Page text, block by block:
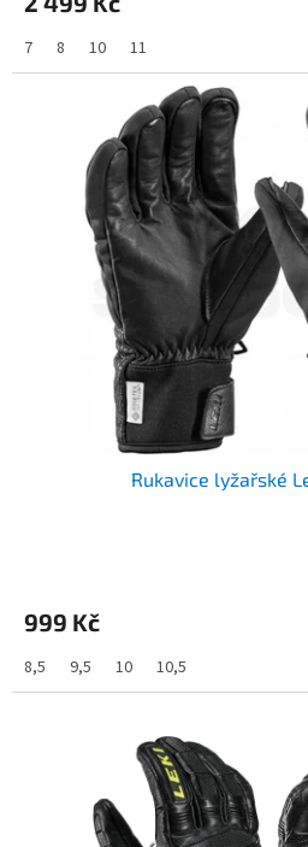
7 8 10 11
Rukavice lyžařské
999 Kč
8,5 9,5 10 10,5